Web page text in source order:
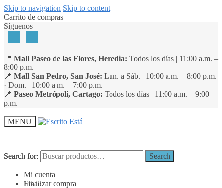
Skip to navigation Skip to content
Carrito de compras
Síguenos
📍 Mall Paseo de las Flores, Heredia: Todos los días | 11:00 a.m. –
8:00 p.m.
📍 Mall San Pedro, San José: Lun. a Sáb. | 10:00 a.m. – 8:00 p.m.
· Dom. | 10:00 a.m. – 7:00 p.m.
📍 Paseo Metrópoli, Cartago: Todos los días | 11:00 a.m. – 9:00
p.m.
MENU
Search for: Search
Mi cuenta
Finalizar compra
Search for: Search
Inicio